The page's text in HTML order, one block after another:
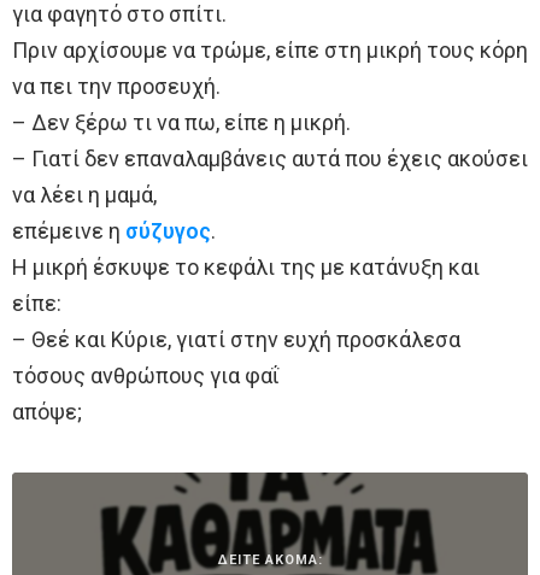
για φαγητό στο σπίτι.
Πριν αρχίσουμε να τρώμε, είπε στη μικρή τους κόρη
να πει την προσευχή.
– Δεν ξέρω τι να πω, είπε η μικρή.
– Γιατί δεν επαναλαμβάνεις αυτά που έχεις ακούσει
να λέει η μαμά,
επέμεινε η σύζυγος.
Η μικρή έσκυψε το κεφάλι της με κατάνυξη και
είπε:
– Θεέ και Κύριε, γιατί στην ευχή προσκάλεσα
τόσους ανθρώπους για φαΐ
απόψε;
ΔΕΙΤΕ ΑΚΟΜΑ: